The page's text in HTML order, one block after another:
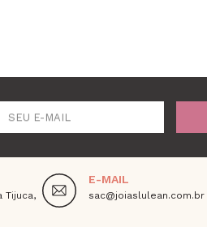
SEU E-MAIL
Tijuca,
E-MAIL
sac@joiaslulean.com.br